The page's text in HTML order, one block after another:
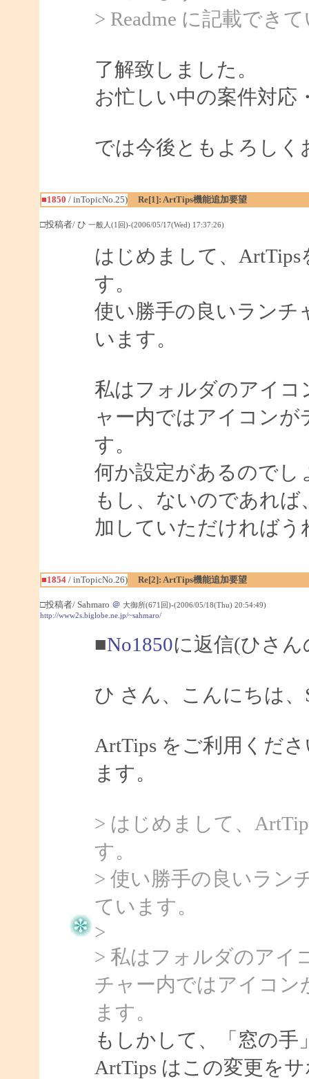
> Readme に記載でき
了解致しました。
お忙しい中の案件対応
では今後ともよろしく
■1850 / inTopicNo.25) Re[1]: ArtTips機能追加要望
□投稿者/ ひ 一般人(1回)-(2006/05/17(Wed) 17:37:26)
はじめまして、
す。
使い勝手の良いランチ
います。
私はフォルダのアイ
ャー内ではアイコン
す。
何か設定があるのでし
もし、ないのであれ
加していただければう
■1854/ inTopicNo.26) Re[2]: ArtTips機能追加要望
□投稿者/ Sahmaro ＠ 大御所(671回)-(2006/05/18(Thu) 20:54:49)
http://www2s.biglobe.ne.jp/~sahmaro/
■No1850に返信(ひさん
ひ さん、こんにちは、
ArtTips をご利用くだ
ます。
> はじめまして、
す。
> 使い勝手の良いラン
ています。
>
> 私はフォルダのアイ
チャー内ではアイコ
ます。
もしかして、「窓の
ArtTips はこの変更を